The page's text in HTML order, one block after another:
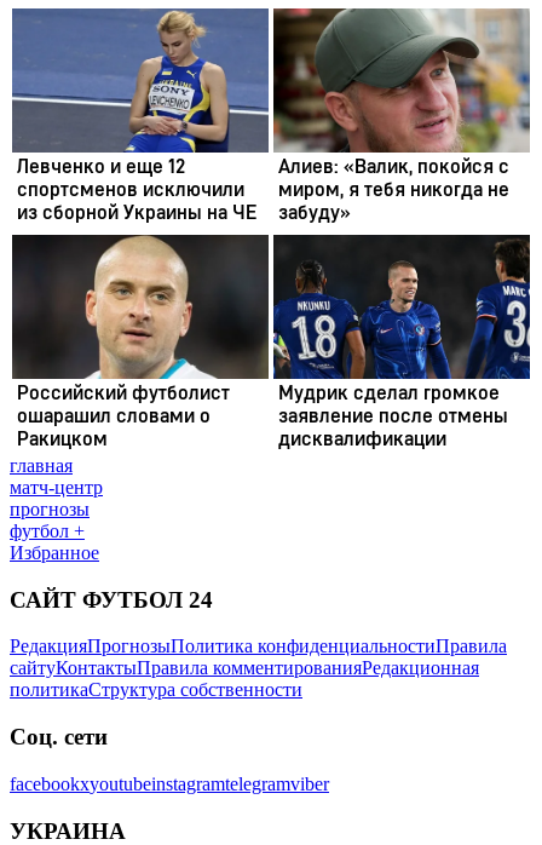
главная
матч-центр
прогнозы
футбол +
Избранное
САЙТ ФУТБОЛ 24
РедакцияПрогнозыПолитика конфиденциальностиПравила
сайтуКонтактыПравила комментированияРедакционная
политикаСтруктура собственности
Соц. сети
facebookxyoutubeinstagramtelegramviber
УКРАИНА